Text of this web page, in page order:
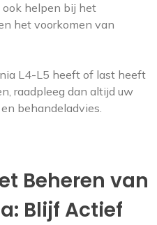
helpen bij het
het voorkomen van
L4-L5 heeft of last heeft
raadpleeg dan altijd uw
behandeladvies.
Beheren van
Blijf Actief